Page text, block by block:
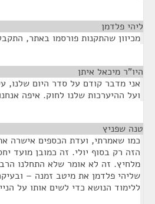
ליהי פלדמן
מכיוון שהתקנות פורסמו באתר,
היו"ר מיכאל איתן
אני מדבר קודם על סדר היום שלנו,
ועל ההיערכות שלנו לחוק. איפה
טנה שפניץ
כמו שאמרתי, ועדת הכספים אישרה
הזה רק בסוף יולי. זה כמובן מועד
מלחיץ. זה לא אומר שלא התחלנו
שליהי פלדמן את מיטב זמנה –
ללימוד הנושא כדי לשים אותו על